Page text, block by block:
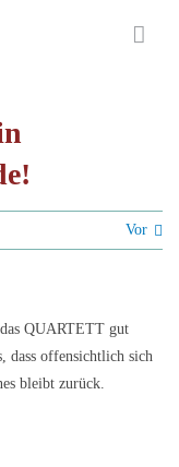
Vor
QUARTETT gut
dass offensichtlich sich
bleibt zurück.